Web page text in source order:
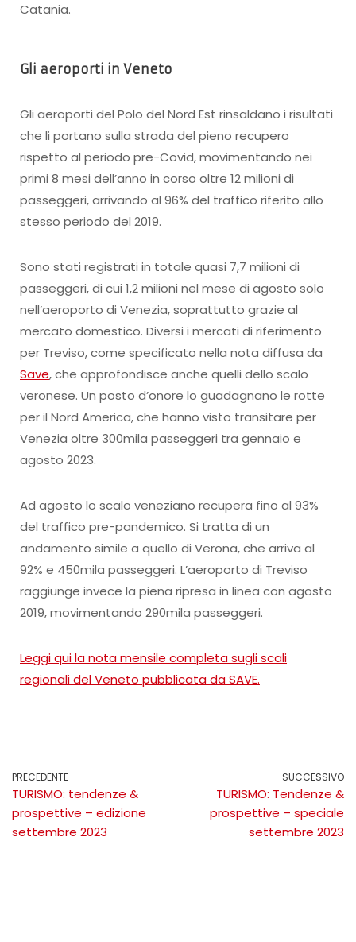
Catania.
Gli aeroporti in Veneto
Gli aeroporti del Polo del Nord Est rinsaldano i risultati
che li portano sulla strada del pieno recupero
rispetto al periodo pre-Covid, movimentando nei
primi 8 mesi dell’anno in corso oltre 12 milioni di
passeggeri, arrivando al 96% del traffico riferito allo
stesso periodo del 2019.
Sono stati registrati in totale quasi 7,7 milioni di
passeggeri, di cui 1,2 milioni nel mese di agosto solo
nell’aeroporto di Venezia, soprattutto grazie al
mercato domestico. Diversi i mercati di riferimento
per Treviso, come specificato nella nota diffusa da
Save, che approfondisce anche quelli dello scalo
veronese. Un posto d’onore lo guadagnano le rotte
per il Nord America, che hanno visto transitare per
Venezia oltre 300mila passeggeri tra gennaio e
agosto 2023.
Ad agosto lo scalo veneziano recupera fino al 93%
del traffico pre-pandemico. Si tratta di un
andamento simile a quello di Verona, che arriva al
92% e 450mila passeggeri. L’aeroporto di Treviso
raggiunge invece la piena ripresa in linea con agosto
2019, movimentando 290mila passeggeri.
Leggi qui la nota mensile completa sugli scali
regionali del Veneto pubblicata da SAVE.
PRECEDENTE
TURISMO: tendenze &
prospettive – edizione
settembre 2023
SUCCESSIVO
TURISMO: Tendenze &
prospettive – speciale
settembre 2023